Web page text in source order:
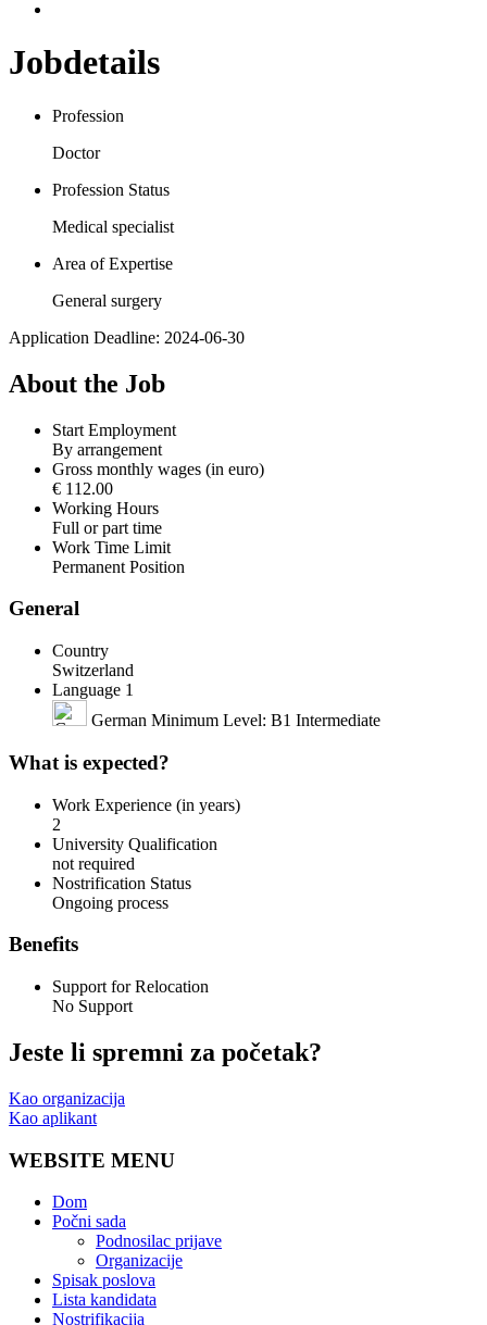
Jobdetails
Profession
Doctor
Profession Status
Medical specialist
Area of Expertise
General surgery
Application Deadline: 2024-06-30
About the Job
Start Employment
By arrangement
Gross monthly wages (in euro)
€ 112.00
Working Hours
Full or part time
Work Time Limit
Permanent Position
General
Country
Switzerland
Language 1
German Minimum Level: B1 Intermediate
What is expected?
Work Experience (in years)
2
University Qualification
not required
Nostrification Status
Ongoing process
Benefits
Support for Relocation
No Support
Jeste li spremni za početak?
Kao organizacija
Kao aplikant
WEBSITE MENU
Dom
Počni sada
Podnosilac prijave
Organizacije
Spisak poslova
Lista kandidata
Nostrifikacija